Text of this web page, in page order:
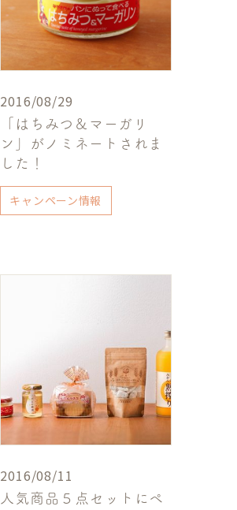
2016/08/29
「はちみつ＆マーガリ
ン」がノミネートされま
した！
キャンペーン情報
2016/08/11
人気商品５点セットにペ